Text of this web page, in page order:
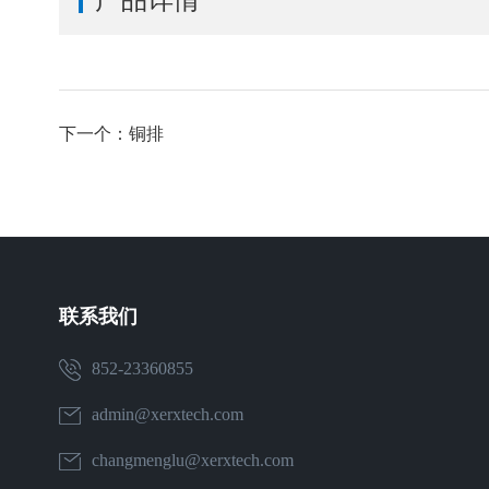
下一个：铜排
联系我们
852-23360855
admin@xerxtech.com
changmenglu@xerxtech.com